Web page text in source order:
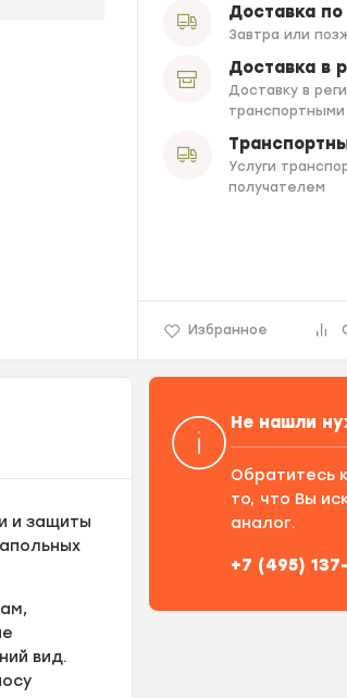
Доставка
Завтра или
Доставка в
Доставку в
транспортными
Услуги
получателем
Избранное
и защиты
вид.
Не нашли
Обратитесь
то, что Вы
аналог.
+7 (495)